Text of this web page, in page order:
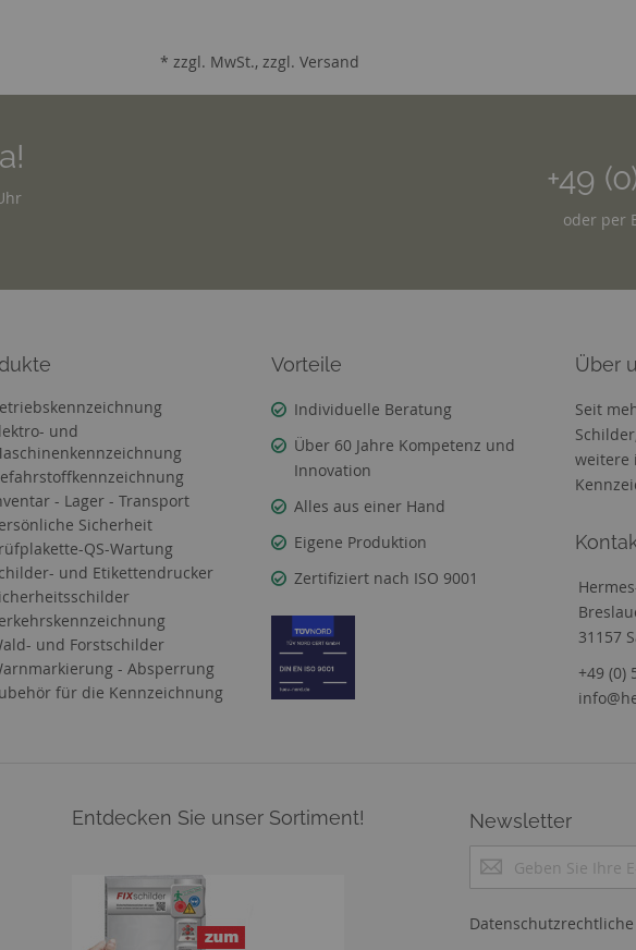
* zzgl. MwSt., zzgl. Versand
+49
oder per
und
- Lager - Transport
Sicherheit
QS-Wartung
und Etikettendrucker
und Forstschilder
- Absperrung
für die Kennzeichnung
Vorteile
Individuelle Beratung
Über 60 Jahre Kompetenz und
Innovation
Alles aus einer Hand
Eigene Produktion
Zertifiziert nach ISO 9001
Über
Seit
weitere
31157
+49 (0)
Entdecken Sie unser Sortiment! Newsletter
M
d